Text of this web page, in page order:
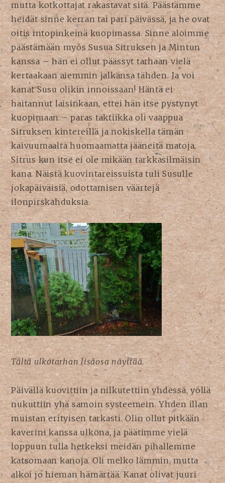
mutta kotkottajat rakastavat sitä. Päästämme
heidät sinne kerran tai pari päivässä, ja he ovat
oitis intopinkeinä kuopimassa. Sinne aloimme
päästämään myös Susua Sitruksen ja Mintun
kanssa – hän ei ollut päässyt tarhaan vielä
kertaakaan aiemmin jalkansa tähden. Ja voi
kanat Susu olikin innoissaan! Häntä ei
haitannut laisinkaan, ettei hän itse pystynyt
kuopimaan – paras taktiikka oli vaappua
Sitruksen kintereillä ja nokiskella tämän
kaivuumaalta huomaamatta jääneitä matoja,
Sitrus kun itse ei ole mikään tarkkasilmäisin
kana. Näistä kuovintareissuista tuli Susulle
jokapäiväisiä, odottamisen väärtejä
ilonpirskahduksia.
Tältä ulkotarhan lisäosa näyttää.
Päivällä kuovittiin ja nilkutettiin yhdessä, yöllä
nukuttiin yhä samoin systeemein. Yhden illan
muistan erityisen tarkasti. Olin ollut pitkään
kaverini kanssa ulkona, ja päätimme vielä
loppuun tulla hetkeksi meidän pihallemme
katsomaan kanoja. Oli melko lämmin, mutta
alkoi jo hieman hämärtää. Kanat olivat juuri